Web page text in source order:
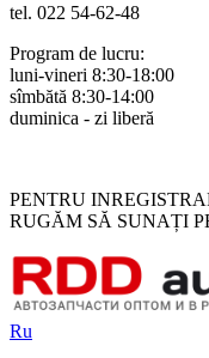
tel. 022 54-62-48
Program de lucru:
luni-vineri 8:30-18:00
sîmbătă 8:30-14:00
duminica - zi liberă
PENTRU
RUGĂM SĂ SUNAȚI
Ru